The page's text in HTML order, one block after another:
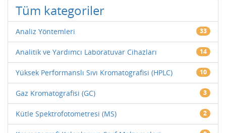
Tüm kategoriler
Analiz Yöntemleri 33
Analitik ve Yardımcı Laboratuvar Cihazları 14
Yüksek Performanslı Sıvı Kromatografisi (HPLC) 10
Gaz Kromatografisi (GC) 3
Kütle Spektrofotometresi (MS) 2